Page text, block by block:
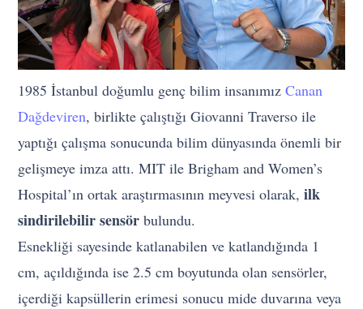
1985 İstanbul doğumlu genç bilim insanımızCanan
Dağdeviren, birlikte çalıştığı Giovanni Traverso ile
yaptığı çalışma sonucunda bilim dünyasında önemli bir
gelişmeye imza attı. MIT ile Brigham and Women’s
Hospital’ın ortak araştırmasının meyvesi olarak,ilk
sindirilebilir sensör bulundu.
Esnekliği sayesinde katlanabilen ve katlandığında 1
cm, açıldığında ise 2.5 cm boyutunda olan sensörler,
içerdiği kapsüllerin erimesi sonucu mide duvarına veya